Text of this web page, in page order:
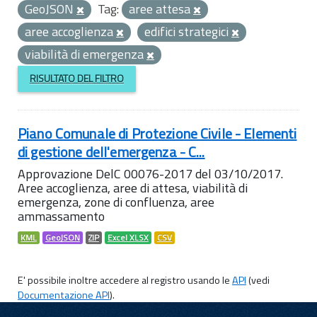
GeoJSON
Tag: aree attesa
aree accoglienza
edifici strategici
viabilità di emergenza
RISULTATO DEL FILTRO
Piano Comunale di Protezione Civile - Elementi
di gestione dell'emergenza - C...
Approvazione DelC 00076-2017 del 03/10/2017.
Aree accoglienza, aree di attesa, viabilità di
emergenza, zone di confluenza, aree
ammassamento
KML GeoJSON ZIP Excel XLSX CSV
E' possibile inoltre accedere al registro usando leAPI(vedi
Documentazione API).